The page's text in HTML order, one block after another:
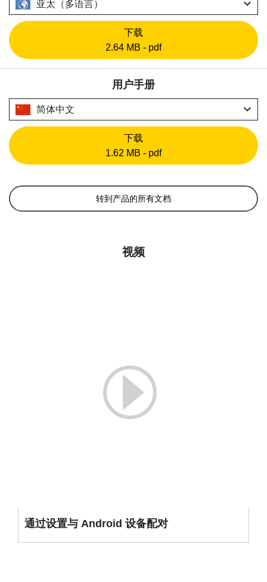
亚太（多语言） expand_more
下载
2.64 MB - pdf
用户手册
简体中文 expand_more
下载
1.62 MB - pdf
转到产品的所有文档
视频
通过设置与 Android 设备配对